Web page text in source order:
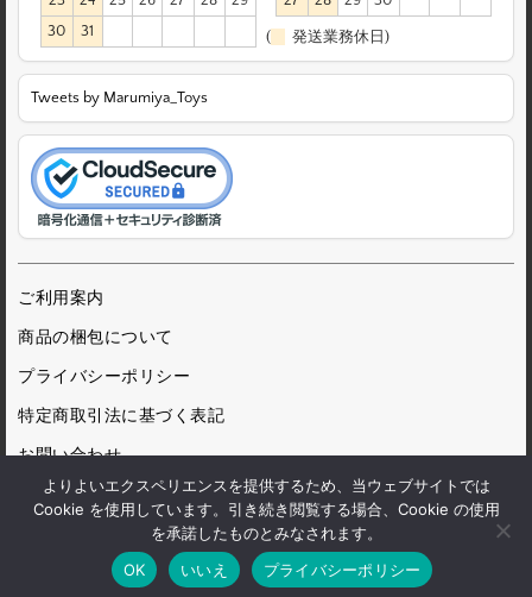
30
31 ( 発送業務休日)
Tweets by Marumiya_Toys
ご利用案内
商品の梱包について
プライバシーポリシー
特定商取引法に基づく表記
お問い合わせ
© 1972 Marumiya Gangu Ltd.
よりよいエクスペリエンスを提供するため、当ウェブサイトでは
Cookie を使用しています。引き続き閲覧する場合、Cookie の使用
を承諾したものとみなされます。
OK
いいえ プライバシーポリシー